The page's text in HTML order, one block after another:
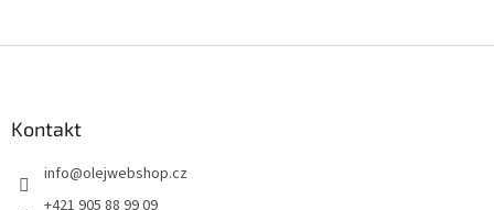
Kontakt
info@olejwebshop.cz
+421 905 88 99 09